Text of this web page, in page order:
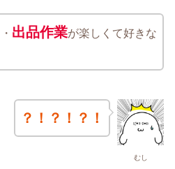
出品作業が楽しくて好きな
むし
？！？！？！